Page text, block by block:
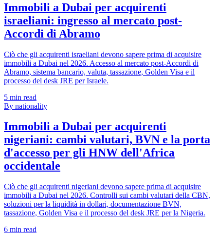
Immobili a Dubai per acquirenti
israeliani: ingresso al mercato post-
Accordi di Abramo
Ciò che gli acquirenti israeliani devono sapere prima di acquisire
immobili a Dubai nel 2026. Accesso al mercato post-Accordi di
Abramo, sistema bancario, valuta, tassazione, Golden Visa e il
processo del desk JRE per Israele.
5 min read
By nationality
Immobili a Dubai per acquirenti
nigeriani: cambi valutari, BVN e la porta
d'accesso per gli HNW dell'Africa
occidentale
Ciò che gli acquirenti nigeriani devono sapere prima di acquisire
immobili a Dubai nel 2026. Controlli sui cambi valutari della CBN,
soluzioni per la liquidità in dollari, documentazione BVN,
tassazione, Golden Visa e il processo del desk JRE per la Nigeria.
6 min read